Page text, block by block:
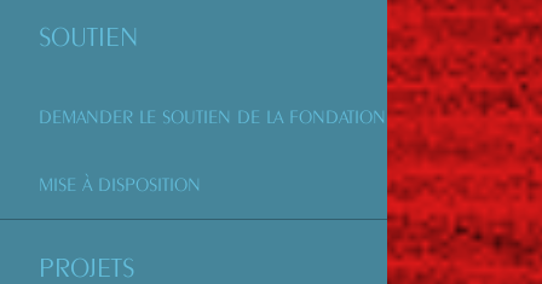
SOUTIEN
DEMANDER LE SOUTIEN DE LA FONDATION
MISE À DISPOSITION
PROJETS